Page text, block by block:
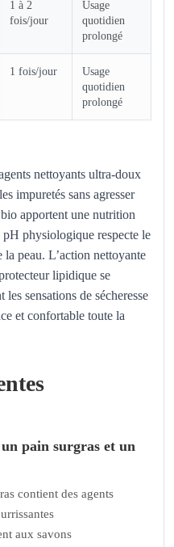
1 à 2
fois/jour
Usage
quotidien
prolongé
1 fois/jour
Usage
quotidien
prolongé
nettoyants ultra-doux
impuretés sans agresser
apportent une nutrition
physiologique respecte le
peau. L’action nettoyante
lipidique se
sensations de sécheresse
et confortable toute la
pain surgras et un
contient des agents
aux savons